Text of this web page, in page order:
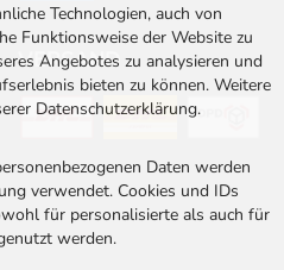
Technologien, auch von
Funktionsweise der Website zu
Angebotes zu analysieren und
bieten zu können. Weitere
Datenschutzerklärung.
Daten werden
verwendet. Cookies und IDs
für personalisierte als auch für
werden.
VERSAND